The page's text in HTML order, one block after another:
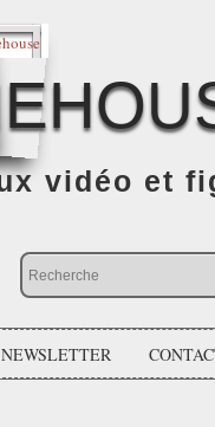
vidéo et
NEWSLETTER